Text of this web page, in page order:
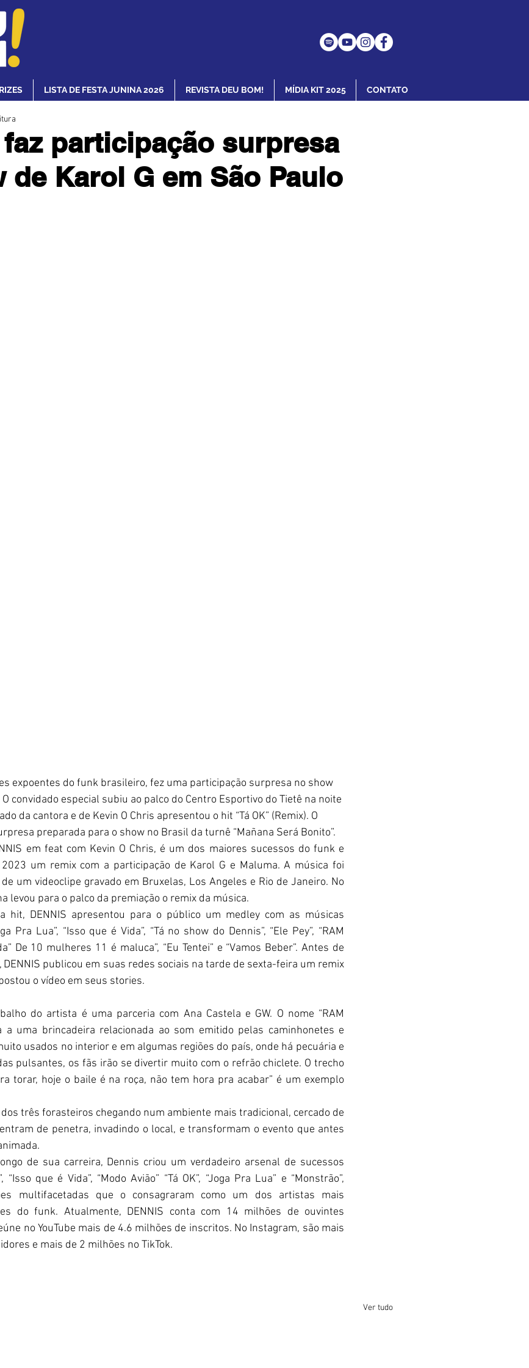
LISTA DE FESTA JUNINA 2026 REVISTA DEU BOM! MÍDIA KIT 2025 CONTATO
faz participação surpresa
de Karol G em São Paulo
expoentes do funk brasileiro, fez uma participação surpresa no show
convidado especial subiu ao palco do Centro Esportivo do Tietê na noite
da cantora e de Kevin O Chris apresentou o hit “Tá OK” (Remix). O
preparada para o show no Brasil da turnê “Mañana Será Bonito”.
em feat com Kevin O Chris, é um dos maiores sucessos do funk e
um remix com a participação de Karol G e Maluma. A música foi
um videoclipe gravado em Bruxelas, Los Angeles e Rio de Janeiro. No
levou para o palco da premiação o remix da música.
hit, DENNIS apresentou para o público um medley com as músicas
Pra Lua”, “Isso que é Vida”, “Tá no show do Dennis”, “Ele Pey”, “RAM
De 10 mulheres 11 é maluca”, “Eu Tentei” e “Vamos Beber”. Antes de
DENNIS publicou em suas redes sociais na tarde de sexta-feira um remix
o vídeo em seus stories.
do artista é uma parceria com Ana Castela e GW. O nome “RAM
a uma brincadeira relacionada ao som emitido pelas caminhonetes e
usados no interior e em algumas regiões do país, onde há pecuária e
pulsantes, os fãs irão se divertir muito com o refrão chiclete. O trecho
torar, hoje o baile é na roça, não tem hora pra acabar” é um exemplo
três forasteiros chegando num ambiente mais tradicional, cercado de
de penetra, invadindo o local, e transformam o evento que antes
de sua carreira, Dennis criou um verdadeiro arsenal de sucessos
“Isso que é Vida”, “Modo Avião” “Tá OK”, “Joga Pra Lua” e “Monstrão”,
multifacetadas que o consagraram como um dos artistas mais
do funk. Atualmente, DENNIS conta com 14 milhões de ouvintes
no YouTube mais de 4.6 milhões de inscritos. No Instagram, são mais
e mais de 2 milhões no TikTok.
Ver tudo